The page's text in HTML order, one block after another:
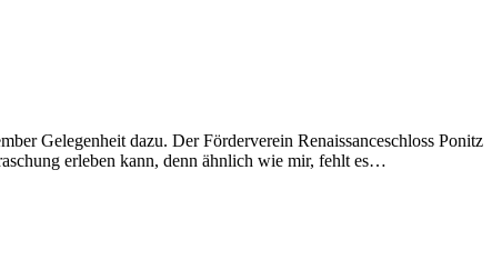
Gelegenheit dazu. Der Förderverein Renaissanceschloss Ponitz
erleben kann, denn ähnlich wie mir, fehlt es…